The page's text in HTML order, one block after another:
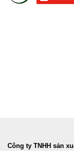
Công ty TNHH sản